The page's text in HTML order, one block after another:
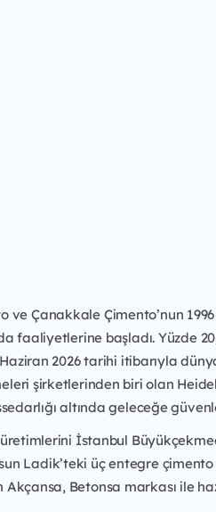
ve Çanakkale Çimento’nun 1996
faaliyetlerine başladı. Yüzde
2026 tarihi itibarıyla
şirketlerinden biri olan
altında geleceğe
İstanbul
Ladik’teki üç entegre çimento
Betonsa markası ile